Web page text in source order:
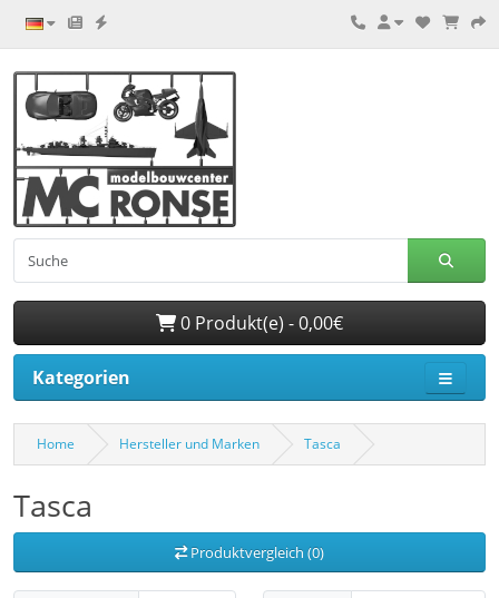
0 Produkt(e) - 0,00€
Kategorien
Home Hersteller und Marken Tasca
Tasca
Produktvergleich (0)